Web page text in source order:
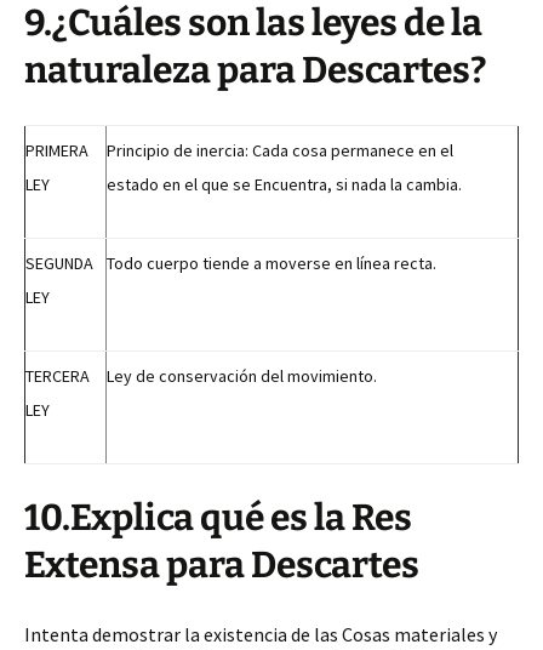
9.¿Cuáles son las leyes de la
naturaleza para Descartes?
PRIMERA
LEY
Principio de inercia: Cada cosa permanece en el
estado en el que se Encuentra, si nada la cambia.
SEGUNDA
LEY
Todo cuerpo tiende a moverse en línea recta.
TERCERA
LEY
Ley de conservación del movimiento.
10.Explica qué es la Res
Extensa para Descartes
Intenta demostrar la existencia de las Cosas materiales y